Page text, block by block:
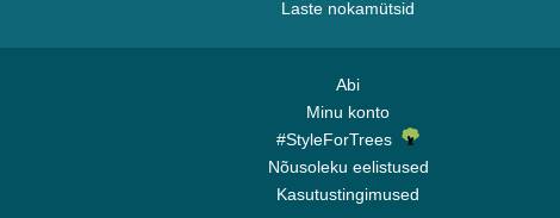
Laste nokamütsid
Abi
Minu konto
#StyleForTrees
Nõusoleku eelistused
Kasutustingimused